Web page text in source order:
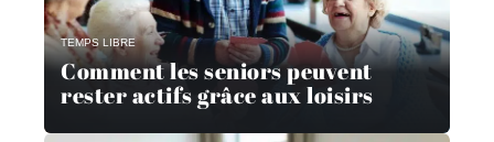
TEMPS LIBRE
Comment les seniors peuvent
rester actifs grâce aux loisirs